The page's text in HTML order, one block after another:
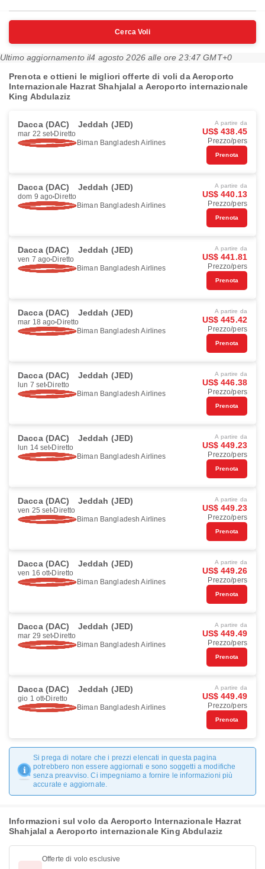
Cerca Voli
Ultimo aggiornamento il4 agosto 2026 alle ore 23:47 GMT+0
Prenota e ottieni le migliori offerte di voli da Aeroporto
Internazionale Hazrat Shahjalal a Aeroporto internazionale
King Abdulaziz
Dacca (DAC) Jeddah (JED)
mar 22 set Diretto
Biman Bangladesh Airlines
A partire da
US$ 438.45
Prezzo/pers
Prenota
Dacca (DAC) Jeddah (JED)
dom 9 ago Diretto
Biman Bangladesh Airlines
A partire da
US$ 440.13
Prezzo/pers
Prenota
Dacca (DAC) Jeddah (JED)
ven 7 ago Diretto
Biman Bangladesh Airlines
A partire da
US$ 441.81
Prezzo/pers
Prenota
Dacca (DAC) Jeddah (JED)
mar 18 ago Diretto
Biman Bangladesh Airlines
A partire da
US$ 445.42
Prezzo/pers
Prenota
Dacca (DAC) Jeddah (JED)
lun 7 set Diretto
Biman Bangladesh Airlines
A partire da
US$ 446.38
Prezzo/pers
Prenota
Dacca (DAC) Jeddah (JED)
lun 14 set Diretto
Biman Bangladesh Airlines
A partire da
US$ 449.23
Prezzo/pers
Prenota
Dacca (DAC) Jeddah (JED)
ven 25 set Diretto
Biman Bangladesh Airlines
A partire da
US$ 449.23
Prezzo/pers
Prenota
Dacca (DAC) Jeddah (JED)
ven 16 ott Diretto
Biman Bangladesh Airlines
A partire da
US$ 449.26
Prezzo/pers
Prenota
Dacca (DAC) Jeddah (JED)
mar 29 set Diretto
Biman Bangladesh Airlines
A partire da
US$ 449.49
Prezzo/pers
Prenota
Dacca (DAC) Jeddah (JED)
gio 1 ott Diretto
Biman Bangladesh Airlines
A partire da
US$ 449.49
Prezzo/pers
Prenota
Si prega di notare che i prezzi elencati in questa pagina
potrebbero non essere aggiornati e sono soggetti a modifiche
senza preavviso. Ci impegniamo a fornire le informazioni più
accurate e aggiornate.
Informazioni sul volo da Aeroporto Internazionale Hazrat
Shahjalal a Aeroporto internazionale King Abdulaziz
Offerte di volo esclusive